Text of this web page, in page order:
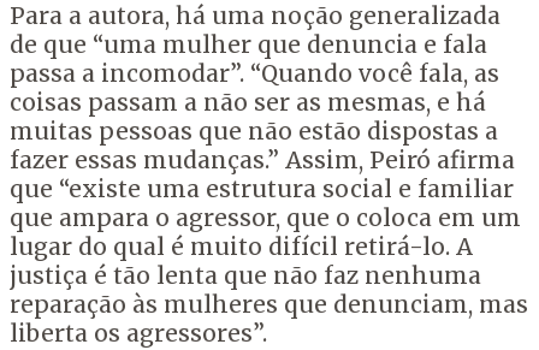
Para a autora, há uma noção generalizada
de que “uma mulher que denuncia e fala
passa a incomodar”. “Quando você fala, as
coisas passam a não ser as mesmas, e há
muitas pessoas que não estão dispostas a
fazer essas mudanças.” Assim, Peiró afirma
que “existe uma estrutura social e familiar
que ampara o agressor, que o coloca em um
lugar do qual é muito difícil retirá-lo. A
justiça é tão lenta que não faz nenhuma
reparação às mulheres que denunciam, mas
liberta os agressores”.